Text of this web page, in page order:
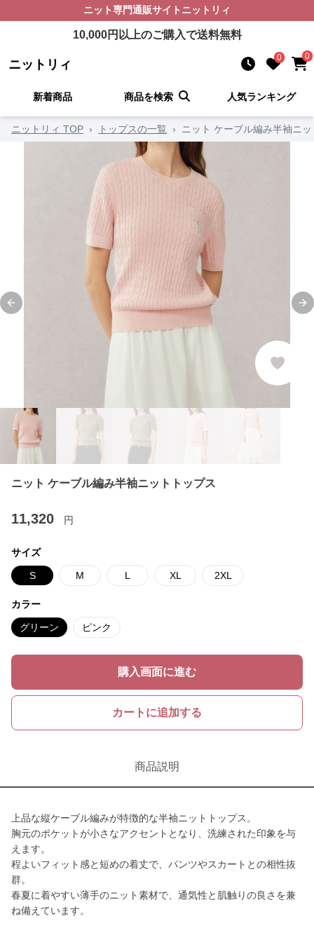
ニット専門通販サイト ニットリィ
10,000円以上のご購入で送料無料
ニットリィ 0 0
新着商品 商品を検索 人気ランキング
ニットリィ TOP › トップスの一覧 › ニット ケーブル編み半袖ニ
Previous slide
ニット ケーブル編み半袖ニットトップス
11,320 円
サイズ
S M L XL 2XL
カラー
グリーン ピンク
購入画面に進む
カートに追加する
商品説明
上品な縦ケーブル編みが特徴的な半袖ニットトップス。
胸元のポケットが小さなアクセントとなり、洗練された印象を与
えます。
程よいフィット感と短めの着丈で、パンツやスカートとの相性抜
群。
春夏に着やすい薄手のニット素材で、通気性と肌触りの良さを兼
ね備えています。